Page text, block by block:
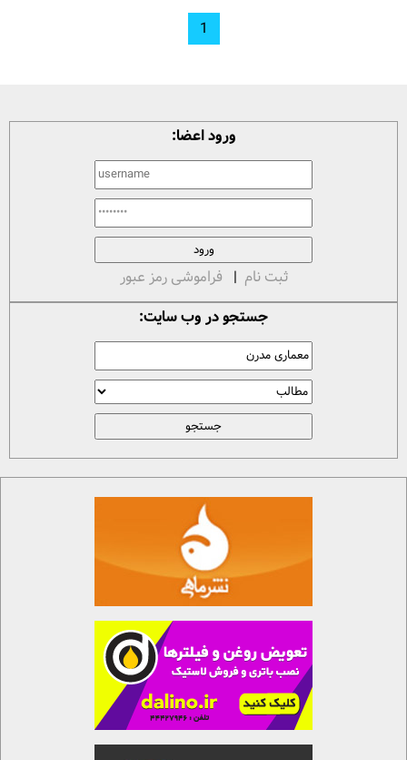
1
ورود اعضا:
ثبت نام | فراموشی رمز عبور
جستجو در وب سایت: